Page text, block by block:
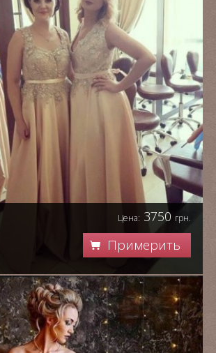
Цена: 3750 грн.
Примерить